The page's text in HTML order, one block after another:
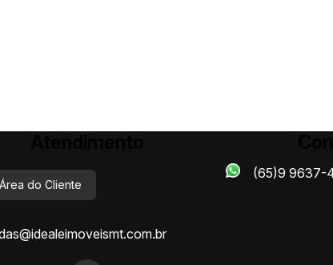
Área do Cliente
(65)9 9637-